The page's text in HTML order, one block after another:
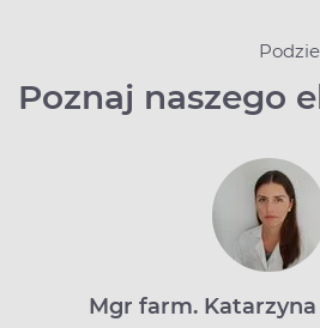
Poznaj naszego
Mgr farm.